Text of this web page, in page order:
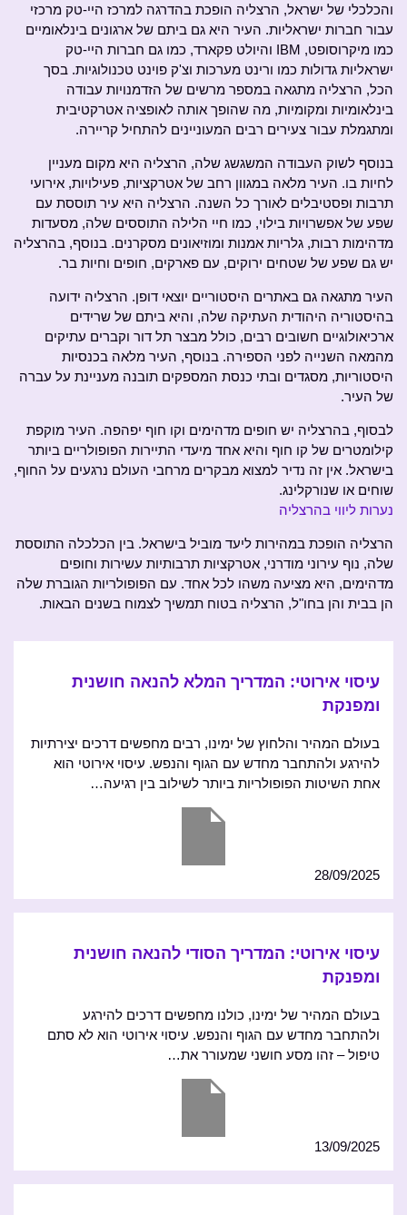
והכלכלי של ישראל, הרצליה הופכת בהדרגה למרכז היי-טק מרכזי
עבור חברות ישראליות. העיר היא גם ביתם של ארגונים בינלאומיים
כמו מיקרוסופט, IBM והיולט פקארד, כמו גם חברות היי-טק
ישראליות גדולות כמו ורינט מערכות וצ'ק פוינט טכנולוגיות. בסך
הכל, הרצליה מתגאה במספר מרשים של הזדמנויות עבודה
בינלאומיות ומקומיות, מה שהופך אותה לאופציה אטרקטיבית
ומתגמלת עבור צעירים רבים המעוניינים להתחיל קריירה.
בנוסף לשוק העבודה המשגשג שלה, הרצליה היא מקום מעניין
לחיות בו. העיר מלאה במגוון רחב של אטרקציות, פעילויות, אירועי
תרבות ופסטיבלים לאורך כל השנה. הרצליה היא עיר תוססת עם
שפע של אפשרויות בילוי, כמו חיי הלילה התוססים שלה, מסעדות
מדהימות רבות, גלריות אמנות ומוזיאונים מסקרנים. בנוסף, בהרצליה
יש גם שפע של שטחים ירוקים, עם פארקים, חופים וחיות בר.
העיר מתגאה גם באתרים היסטוריים יוצאי דופן. הרצליה ידועה
בהיסטוריה היהודית העתיקה שלה, והיא ביתם של שרידים
ארכיאולוגיים חשובים רבים, כולל מבצר תל דור וקברים עתיקים
מהמאה השנייה לפני הספירה. בנוסף, העיר מלאה בכנסיות
היסטוריות, מסגדים ובתי כנסת המספקים תובנה מעניינת על עברה
של העיר.
לבסוף, בהרצליה יש חופים מדהימים וקו חוף יפהפה. העיר מוקפת
קילומטרים של קו חוף והיא אחד מיעדי התיירות הפופולריים ביותר
בישראל. אין זה נדיר למצוא מבקרים מרחבי העולם נרגעים על החוף,
שוחים או שנורקלינג.
נערות ליווי בהרצליה
הרצליה הופכת במהירות ליעד מוביל בישראל. בין הכלכלה התוססת
שלה, נוף עירוני מודרני, אטרקציות תרבותיות עשירות וחופים
מדהימים, היא מציעה משהו לכל אחד. עם הפופולריות הגוברת שלה
הן בבית והן בחו"ל, הרצליה בטוח תמשיך לצמוח בשנים הבאות.
עיסוי אירוטי: המדריך המלא להנאה חושנית
ומפנקת
בעולם המהיר והלחוץ של ימינו, רבים מחפשים דרכים יצירתיות
להירגע ולהתחבר מחדש עם הגוף והנפש. עיסוי אירוטי הוא
אחת השיטות הפופולריות ביותר לשילוב בין רגיעה…
28/09/2025
עיסוי אירוטי: המדריך הסודי להנאה חושנית
ומפנקת
בעולם המהיר של ימינו, כולנו מחפשים דרכים להירגע
ולהתחבר מחדש עם הגוף והנפש. עיסוי אירוטי הוא לא סתם
טיפול – זהו מסע חושני שמעורר את…
13/09/2025